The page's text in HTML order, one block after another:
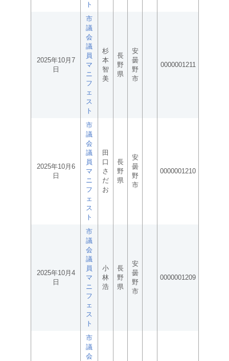
ト
2025年10月7
日
市
議
会
議
員
マ
ニ
フ
ェ
ス
ト
杉
本
智
美
長
野
県
安
曇
野
市
0000001211
2025年10月6
日
市
議
会
議
員
マ
ニ
フ
ェ
ス
ト
田
口
さ
だ
お
長
野
県
安
曇
野
市
0000001210
2025年10月4
日
市
議
会
議
員
マ
ニ
フ
ェ
ス
ト
小
林
浩
長
野
県
安
曇
野
市
0000001209
市
議
会